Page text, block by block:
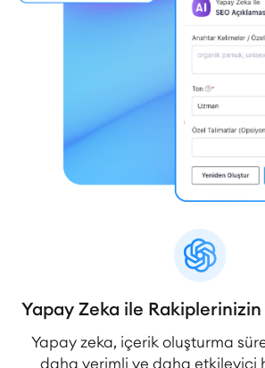
Yapay Zeka ile
Yapay zeka, içerik oluşturma
daha verimli ve daha etkileyici